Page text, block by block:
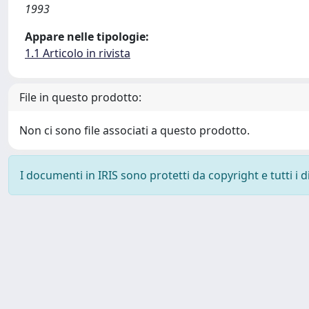
1993
Appare nelle tipologie:
1.1 Articolo in rivista
File in questo prodotto:
Non ci sono file associati a questo prodotto.
I documenti in IRIS sono protetti da copyright e tutti i